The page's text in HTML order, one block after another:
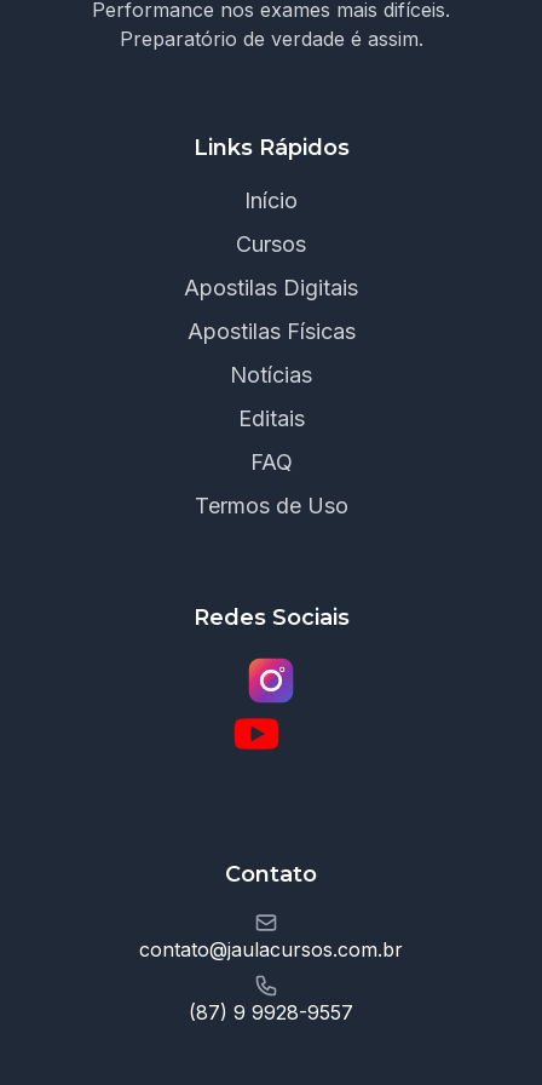
Performance nos exames mais difíceis.
Preparatório de verdade é assim.
Links Rápidos
Início
Cursos
Apostilas Digitais
Apostilas Físicas
Notícias
Editais
FAQ
Termos de Uso
Redes Sociais
Contato
contato@jaulacursos.com.br
(87) 9 9928-9557